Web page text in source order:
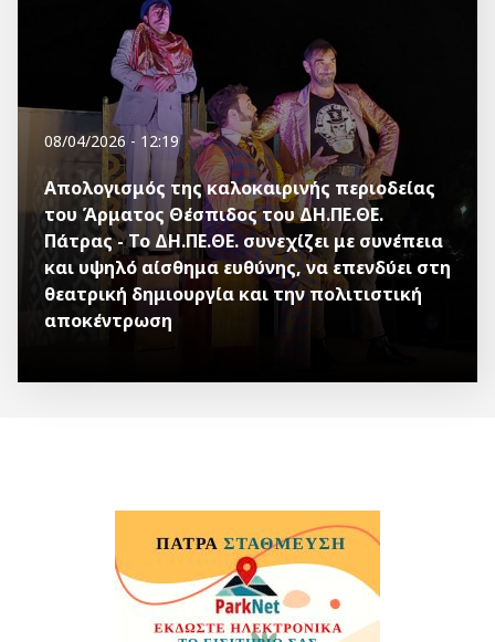
08/04/2026 - 12:19
Απολογισμός της καλοκαιρινής περιοδείας
του Άρματος Θέσπιδος του ΔΗ.ΠΕ.ΘΕ.
Πάτρας - Το ΔΗ.ΠΕ.ΘΕ. συνεχίζει με συνέπεια
και υψηλό αίσθημα ευθύνης, να επενδύει στη
θεατρική δημιουργία και την πολιτιστική
αποκέντρωση